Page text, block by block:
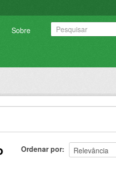
Sobre
Ordenar por